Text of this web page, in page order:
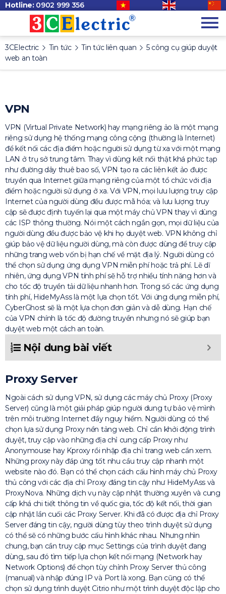
Hotline: 0902 999 356
3CElectric Tin tức Tin tức liên quan
5 công cụ giúp duyệt
web an toàn
VPN
VPN (Virtual Private Network) hay mạng riêng ảo là một mạng
riêng sử dụng hệ thống mạng công cộng (thường là Internet)
để kết nối các địa điểm hoặc người sử dụng từ xa với một mạng
LAN ở trụ sở trung tâm. Thay vì dùng kết nối thật khá phức tạp
như đường dây thuê bao số, VPN tạo ra các liên kết ảo được
truyền qua Internet giữa mạng riêng của một tổ chức với địa
điểm hoặc người sử dụng ở xa. Với VPN, mọi lưu lượng truy cập
Internet của người dùng đều được mã hóa; và lưu lượng truy
cập sẽ được định tuyến lại qua một máy chủ VPN thay vì dùng
các ISP thông thường. Nói một cách ngắn gọn, mọi dữ liệu của
người dùng đều được bảo vệ khi họ duyệt web. VPN không chỉ
giúp bảo vệ dữ liệu người dùng, mà còn được dùng để truy cập
những trang web vốn bị hạn chế về mặt địa lý. Người dùng có
thể chọn sử dụng ứng dụng VPN miễn phí hoặc trả phí. Lẽ dĩ
nhiên, ứng dụng VPN tính phí sẽ hỗ trợ nhiều tính năng hơn và
cho tốc độ truyền tải dữ liệu nhanh hơn. Trong số các ứng dụng
tính phí, HideMyAss là một lựa chọn tốt. Với ứng dụng miễn phí,
CyberGhost sẽ là một lựa chọn đơn giản và dễ dùng. Hạn chế
của VPN chính là tốc độ đường truyền nhưng nó sẽ giúp bạn
duyệt web một cách an toàn.
Nội dung bài viết
Proxy Server
Ngoài cách sử dụng VPN, sử dụng các máy chủ Proxy (Proxy
Server) cũng là một giải pháp giúp người dung tự bảo vệ mình
trên môi trường Internet đầy nguy hiểm. Người dùng có thể
chọn lựa sử dụng Proxy nền tảng web. Chỉ cần khởi động trình
duyệt, truy cập vào những địa chỉ cung cấp Proxy như
Anonymouse hay Kproxy rồi nhập địa chỉ trang web cần xem.
Những proxy này đáp ứng tốt nhu cầu truy cập nhanh một
website nào đó. Bạn có thể chọn cách cấu hình máy chủ Proxy
thủ công với các địa chỉ Proxy đáng tin cậy như HideMyAss và
ProxyNova. Những dịch vụ này cập nhật thường xuyên và cung
cấp khá chi tiết thông tin về quốc gia, tốc độ kết nối, thời gian
cập nhật lần cuối các Proxy Server. Khi đã có được địa chỉ Proxy
Server đáng tin cậy, người dùng tùy theo trình duyệt sử dụng
có thể sẽ có những bước cấu hình khác nhau. Nhưng nhìn
chung, bạn cần truy cập mục Settings của trình duyệt đang
dùng, sau đó tìm tiếp lựa chọn kết nối mạng (Network hay
Network Options) để chọn tùy chỉnh Proxy Server thủ công
(manual) và nhập đúng IP và Port là xong. Bạn cũng có thể
chọn sử dụng trình duyệt Citrio như một trình duyệt độc lập cho